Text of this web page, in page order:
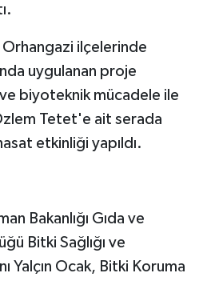
Orhangazi ilçelerinde
uygulanan proje
biyoteknik mücadele ile
Tetet'e ait serada
etkinliği yapıldı.
Bakanlığı Gıda ve
Bitki Sağlığı ve
Yalçın Ocak, Bitki Koruma